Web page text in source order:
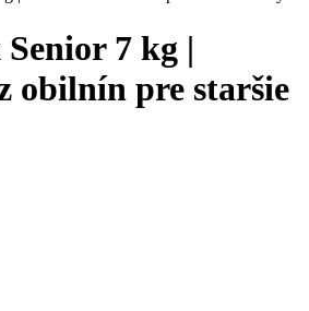
7 kg |
obilnín pre staršie